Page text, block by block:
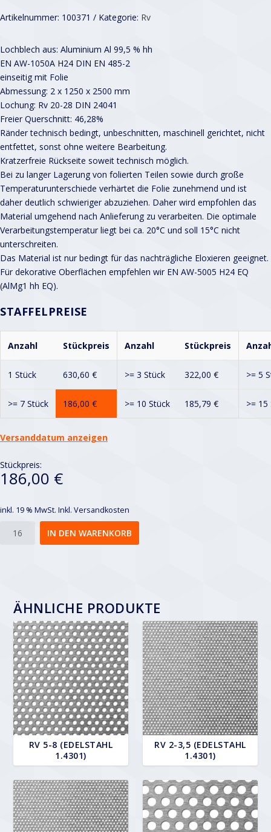
Artikelnummer: 100371 Kategorie: Rv
Lochblech aus: Aluminium Al 99,5 % hh
EN AW-1050A H24 DIN EN 485-2
einseitig mit Folie
Abmessung: 2 x 1250 x 2500 mm
Lochung: Rv 20-28 DIN 24041
Freier Querschnitt: 46,28%
Ränder technisch bedingt, unbeschnitten, maschinell gerichtet, nicht
entfettet, sonst ohne weitere Bearbeitung.
Kratzerfreie Rückseite soweit technisch möglich.
Bei zu langer Lagerung von folierten Teilen sowie durch große
Temperaturunterschiede verhärtet die Folie zunehmend und ist
daher deutlich schwieriger abzuziehen. Daher wird empfohlen das
Material umgehend nach Anlieferung zu verarbeiten. Die optimale
Verarbeitungstemperatur liegt bei ca. 20°C und soll 15°C nicht
unterschreiten.
Das Material ist nur bedingt für das nachträgliche Eloxieren geeignet.
Für dekorative Oberflächen empfehlen wir EN AW-5005 H24 EQ
(AlMg1 hh EQ).
STAFFELPREISE
Anzahl Stückpreis Anzahl Stückpreis
1 Stück 630,60 € >= 3 Stück 322,00 € >= 5
>= 7 Stück 186,00 € >= 10 Stück 185,79 € >= 15
Versanddatum anzeigen
Stückpreis:
186,00 €
inkl. 19 % MwSt. Inkl. Versandkosten
IN DEN WARENKORB
ÄHNLICHE PRODUKTE
RV 5-8 (EDELSTAHL
1.4301)
RV 2-3,5 (EDELSTAHL
1.4301)